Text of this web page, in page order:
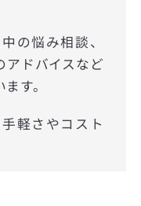
の悩み相談、
アドバイスなど
す。
軽さやコスト